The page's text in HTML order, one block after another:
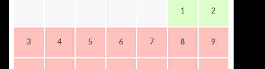
1 2
3 4 5 6 7 8 9